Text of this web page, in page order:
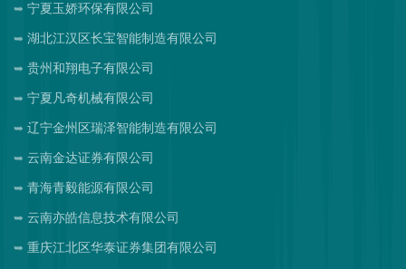
宁夏玉娇环保有限公司
湖北江汉区长宝智能制造有限公司
贵州和翔电子有限公司
宁夏凡奇机械有限公司
辽宁金州区瑞泽智能制造有限公司
云南金达证券有限公司
青海青毅能源有限公司
云南亦皓信息技术有限公司
重庆江北区华泰证券集团有限公司